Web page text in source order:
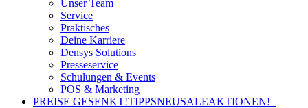
Unser Team
Service
Praktisches
Deine Karriere
Densys Solutions
Presseservice
Schulungen & Events
POS & Marketing
PREISE GESENKT!TIPPSNEUSALEAKTIONEN!